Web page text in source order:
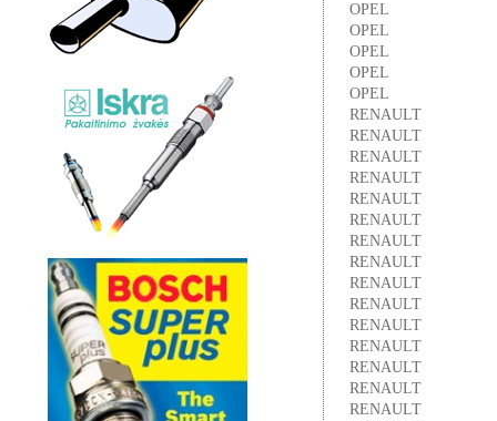
OPEL
OPEL
OPEL
OPEL
OPEL
RENAULT
RENAULT
RENAULT
RENAULT
RENAULT
RENAULT
RENAULT
RENAULT
RENAULT
RENAULT
RENAULT
RENAULT
RENAULT
RENAULT
RENAULT